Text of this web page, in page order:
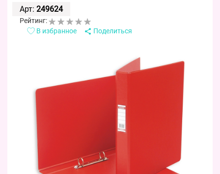
Арт: 249624
Рейтинг:
В избранное
Поделиться